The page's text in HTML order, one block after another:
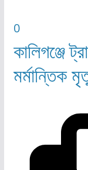
0
কালিগঞ্জে
মর্মান্তিক